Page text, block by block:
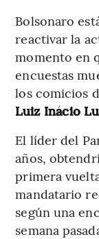
Bolsonaro
reactivar la
momento en
encuestas
los comicios
Luiz Inácio
El líder del
años,
primera
mandatario
según una
semana